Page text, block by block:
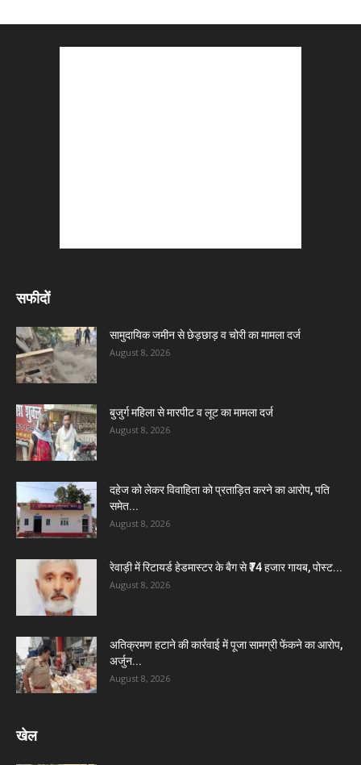
सफीदों
सामुदायिक जमीन से छेड़छाड़ व चोरी का मामला दर्ज
August 8, 2026
बुजुर्ग महिला से मारपीट व लूट का मामला दर्ज
August 8, 2026
दहेज को लेकर विवाहिता को प्रताड़ित करने का आरोप, पति
समेत...
August 8, 2026
रेवाड़ी में रिटायर्ड हेडमास्टर के बैग से ₹74 हजार गायब, पोस्ट...
August 8, 2026
अतिक्रमण हटाने की कार्रवाई में पूजा सामग्री फेंकने का आरोप,
अर्जुन...
August 8, 2026
खेल